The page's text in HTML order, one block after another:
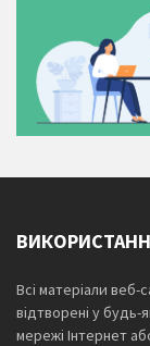
Всі матеріали веб-
відтворені у будь-
мережі Інтернет